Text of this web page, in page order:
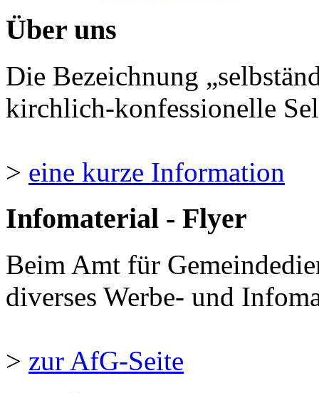
Über uns
Die Bezeichnung
kirchlich-konfessionelle
> eine kurze Information
Infomaterial - Flyer
Beim Amt für
diverses Werbe- und
> zur AfG-Seite